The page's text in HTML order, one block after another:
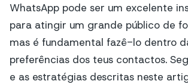
WhatsApp pode ser um excelente
para atingir um grande público de
mas é fundamental fazê-lo dentro
preferências dos teus contactos.
e as estratégias descritas neste